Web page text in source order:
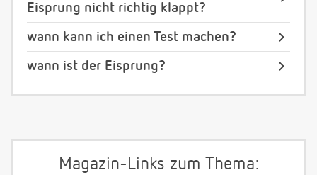
Eisprung nicht richtig klappt?
wann kann ich einen Test machen?
wann ist der Eisprung?
Magazin-Links zum Thema: